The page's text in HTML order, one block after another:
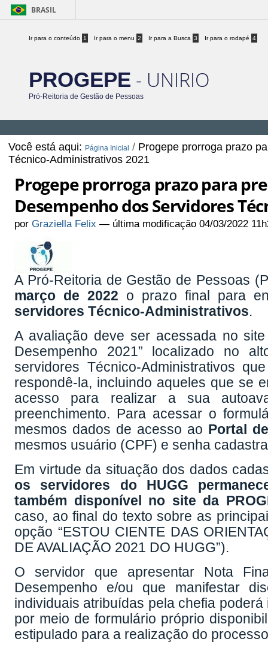
BRASIL
Ir para o conteúdo 1 Ir para o menu 2 Ir para a Busca 3 Ir para o rodapé 4
PROGEPE - UNIRIO
Pró-Reitoria de Gestão de Pessoas
Você está aqui: Página Inicial / Progepe prorroga prazo
Técnico-Administrativos 2021
Progepe prorroga prazo para
Desempenho dos Servidores
porGraziella Felix — última modificação 04/03/2022
A Pró-Reitoria de Gestão de Pessoas
março de 2022 o prazo final para
servidores Técnico-Administrativos.
A avaliação deve ser acessada no
Desempenho 2021” localizado no
servidores Técnico-Administrativos
respondê-la, incluindo aqueles que se
acesso para realizar a sua
preenchimento. Para acessar o
mesmos dados de acesso ao Portal
mesmos usuário (CPF) e senha
Em virtude da situação dos dados
os servidores do HUGG
também disponível no site da
caso, ao final do texto sobre as
opção “ESTOU CIENTE DAS
DE AVALIAÇÃO 2021 DO HUGG”).
O servidor que apresentar Nota
Desempenho e/ou que manifestar
individuais atribuídas pela chefia
por meio de formulário próprio
estipulado para a realização do